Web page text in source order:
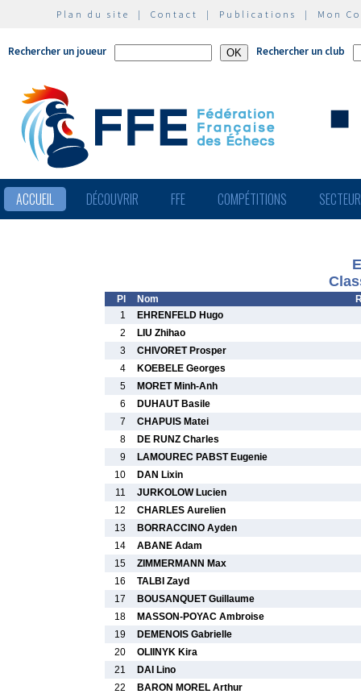
Plan du site | Contact | Publications | Mon
Rechercher un joueur Rechercher un club
ACCUEIL DÉCOUVRIR FFE COMPÉTITIONS
Pl Nom
1
EHRENFELD Hugo
2
LIU Zhihao
3
CHIVORET Prosper
4
KOEBELE Georges
5
MORET Minh-Anh
6
DUHAUT Basile
7
CHAPUIS Matei
8
DE RUNZ Charles
9
LAMOUREC PABST Eugenie
10
DAN Lixin
11
JURKOLOW Lucien
12
CHARLES Aurelien
13
BORRACCINO Ayden
14
ABANE Adam
15
ZIMMERMANN Max
16
TALBI Zayd
17
BOUSANQUET Guillaume
18
MASSON-POYAC Ambroise
19
DEMENOIS Gabrielle
20
OLIINYK Kira
21
DAI Lino
22
BARON MOREL Arthur